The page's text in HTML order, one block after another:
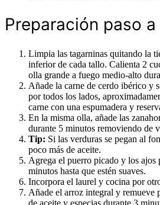
Preparación paso
Limpia las tagarninas quitando la
inferior de cada tallo. Calienta 2
olla grande a fuego medio-alto
Añade la carne de cerdo ibérico y
por todos los lados,
carne con una espumadera y
En la misma olla, añade las
durante 5 minutos removiendo de
Tip: Si las verduras se pegan al
poco más de aceite.
Agrega el puerro picado y los ajos
minutos hasta que estén suaves.
Incorpora el laurel y cocina por
Añade el arroz integral y remueve
de aceite y especias durante 3